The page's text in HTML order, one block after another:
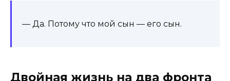
— Да. Потому что мой сын — его сын.
Двойная жизнь на два фронта